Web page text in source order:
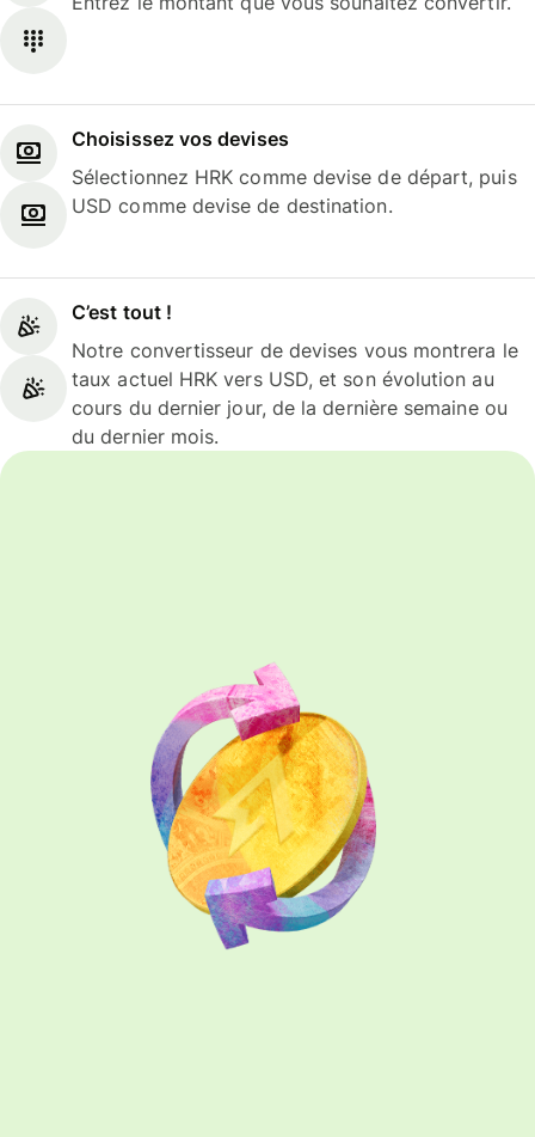
Choisissez vos devises
Sélectionnez HRK comme devise de départ, puis
USD comme devise de destination.
C’est tout !
Notre convertisseur de devises vous montrera le
taux actuel HRK vers USD, et son évolution au
cours du dernier jour, de la dernière semaine ou
du dernier mois.